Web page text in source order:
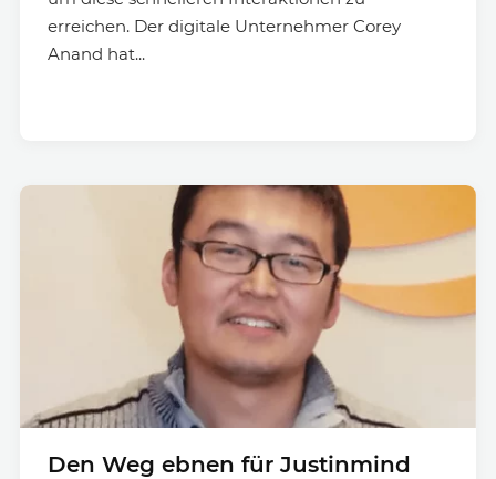
erreichen. Der digitale Unternehmer Corey
Anand hat...
Den Weg ebnen für Justinmind